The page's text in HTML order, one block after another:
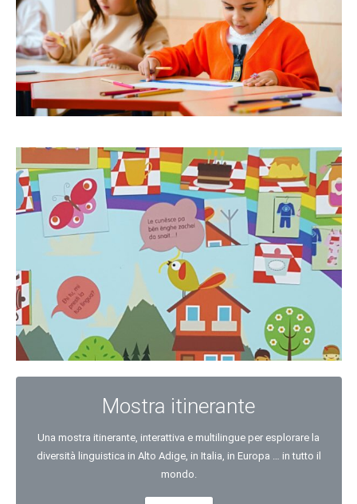
Mostra itinerante
Una mostra itinerante, interattiva e multilingue per esplorare la
diversità linguistica in Alto Adige, in Italia, in Europa … in tutto il
mondo.